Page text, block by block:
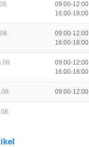
09:00-12:00
16:00-18:00
09:00-12:00
16:00-18:00
09:00-12:00
16:00-18:00
09:00-12:00